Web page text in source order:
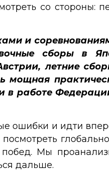
со стороны:
и
сборы в
летние
в работе
ошибки и идти
Мы
дальше.